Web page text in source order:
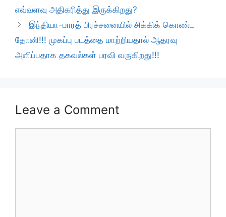
எவ்வளவு அதிகரித்து இருக்கிறது?
இந்தியா-பாரத் பிரச்சனையில் சிக்கிக் கொண்ட
தோனி!!! முகப்பு படத்தை மாற்றியதால் ஆதரவு
அளிப்பதாக தகவல்கள் பரவி வருகிறது!!!
Leave a Comment